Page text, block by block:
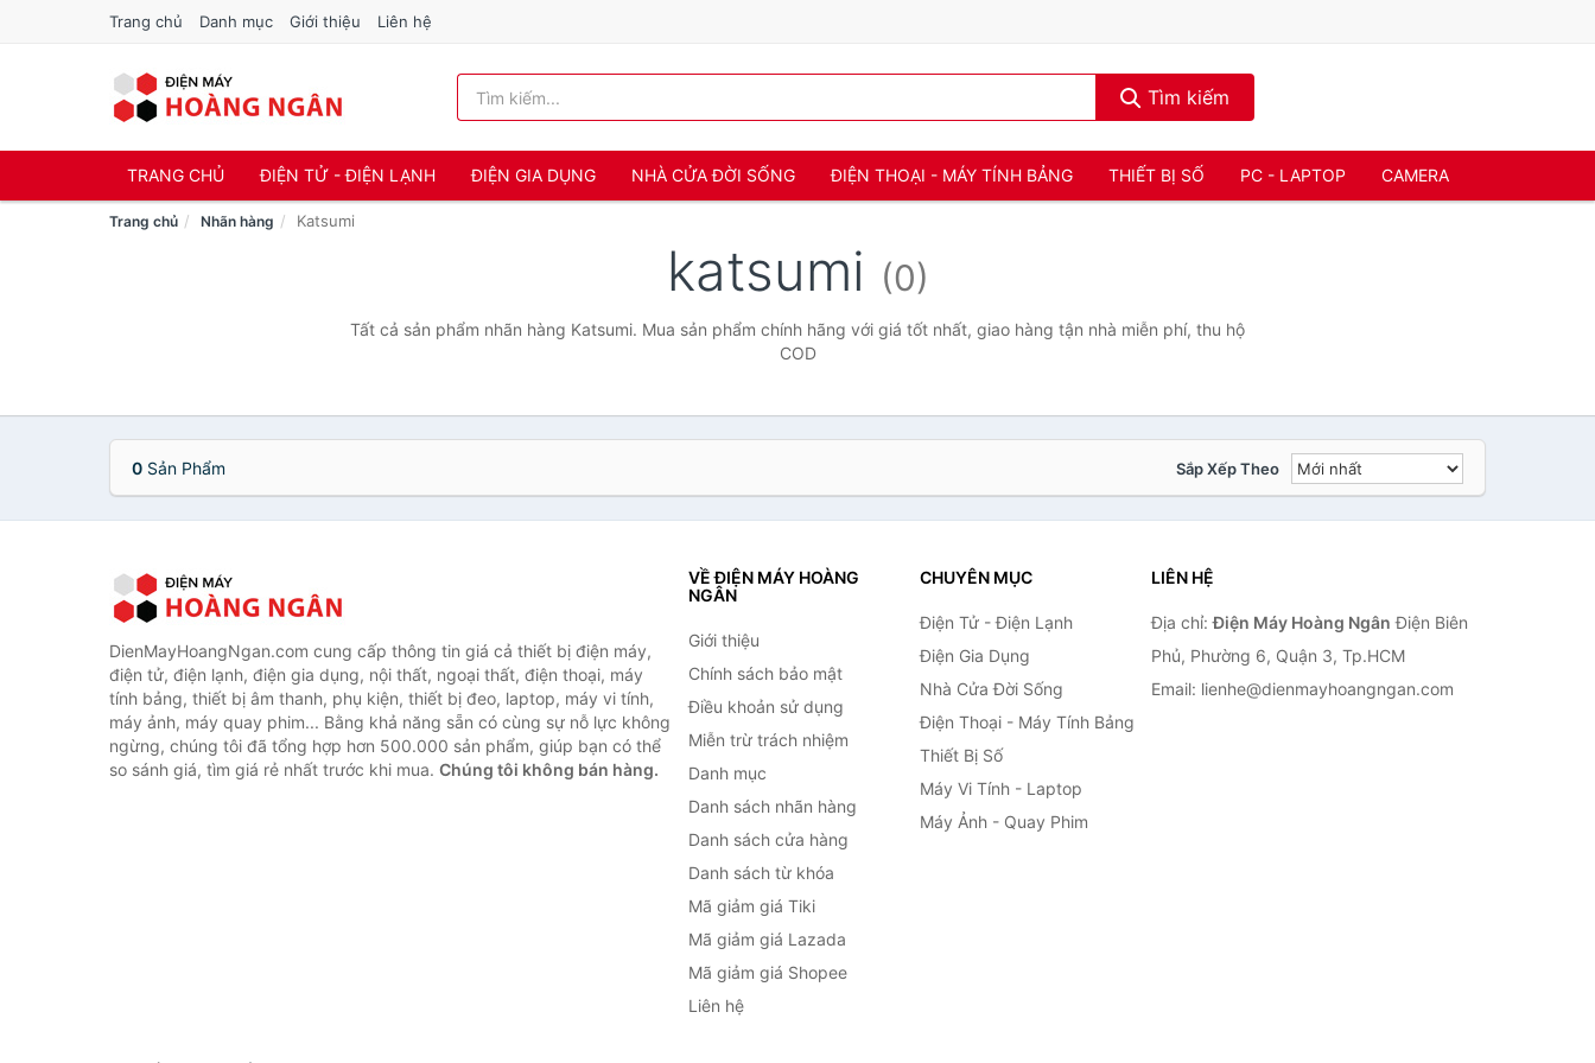
Trang chủ Danh mục Giới thiệu Liên hệ
Tìm kiếm
TRANG CHỦ ĐIỆN TỬ - ĐIỆN LẠNH ĐIỆN GIA DỤNG NHÀ CỬA ĐỜI SỐNG ĐIỆN THOẠI - MÁY TÍNH BẢNG THIẾT BỊ SỐ PC - LAPTOP CAMERA
Trang chủ Nhãn hàng Katsumi
katsumi (0)
Tất cả sản phẩm nhãn hàng Katsumi. Mua sản phẩm chính hãng với giá tốt nhất, giao hàng tận nhà miễn phí, thu hộ
COD
0 Sản Phẩm Sắp Xếp Theo
DienMayHoangNgan.com cung cấp thông tin giá cả thiết bị điện máy,
điện tử, điện lạnh, điện gia dụng, nội thất, ngoại thất, điện thoại, máy
tính bảng, thiết bị âm thanh, phụ kiện, thiết bị đeo, laptop, máy vi tính,
máy ảnh, máy quay phim... Bằng khả năng sẵn có cùng sự nỗ lực không
ngừng, chúng tôi đã tổng hợp hơn 500.000 sản phẩm, giúp bạn có thể
so sánh giá, tìm giá rẻ nhất trước khi mua. Chúng tôi không bán hàng.
VỀ ĐIỆN MÁY HOÀNG
NGÂN
Giới thiệu
Chính sách bảo mật
Điều khoản sử dụng
Miễn trừ trách nhiệm
Danh mục
Danh sách nhãn hàng
Danh sách cửa hàng
Danh sách từ khóa
Mã giảm giá Tiki
Mã giảm giá Lazada
Mã giảm giá Shopee
Liên hệ
CHUYÊN MỤC
Điện Tử - Điện Lạnh
Điện Gia Dụng
Nhà Cửa Đời Sống
Điện Thoại - Máy Tính Bảng
Thiết Bị Số
Máy Vi Tính - Laptop
Máy Ảnh - Quay Phim
LIÊN HỆ
Địa chỉ:Điện Máy Hoàng Ngân Điện Biên
Phủ, Phường 6, Quận 3, Tp.HCM
Email: lienhe@dienmayhoangngan.com